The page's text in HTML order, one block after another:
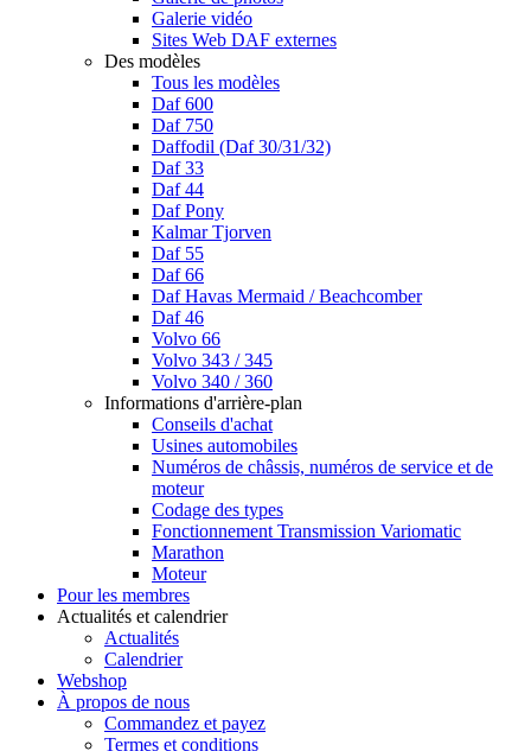
Galerie vidéo
Sites Web DAF externes
Des modèles
Tous les modèles
Daf 600
Daf 750
Daffodil (Daf 30/31/32)
Daf 33
Daf 44
Daf Pony
Kalmar Tjorven
Daf 55
Daf 66
Daf Havas Mermaid / Beachcomber
Daf 46
Volvo 66
Volvo 343 / 345
Volvo 340 / 360
Informations d'arrière-plan
Conseils d'achat
Usines automobiles
Numéros de châssis, numéros de service et de
moteur
Codage des types
Fonctionnement Transmission Variomatic
Marathon
Moteur
Pour les membres
Actualités et calendrier
Actualités
Calendrier
Webshop
À propos de nous
Commandez et payez
Termes et conditions